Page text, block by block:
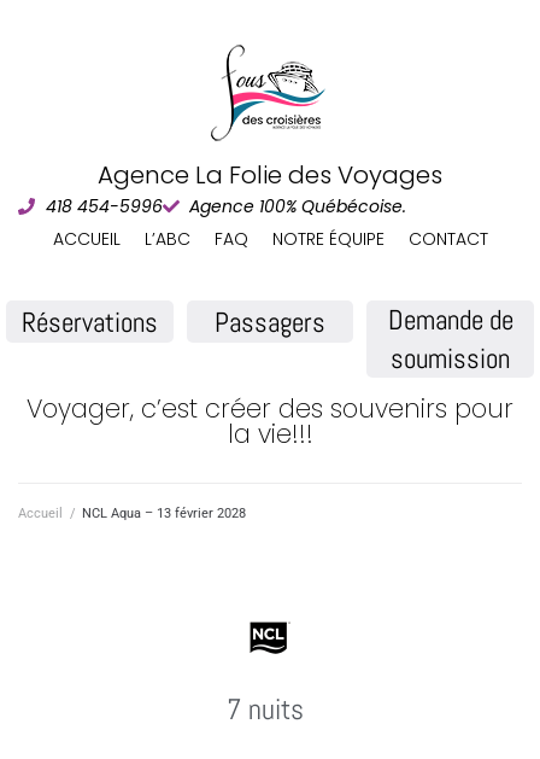
Agence La Folie des Voyages
418 454-5996
Agence 100% Québécoise.
ACCUEIL
L’ABC FAQ NOTRE ÉQUIPE CONTACT
Réservations Passagers
Demande de
soumission
Voyager, c’est créer des souvenirs pour
la vie!!!
Accueil / NCL Aqua – 13 février 2028
7 nuits